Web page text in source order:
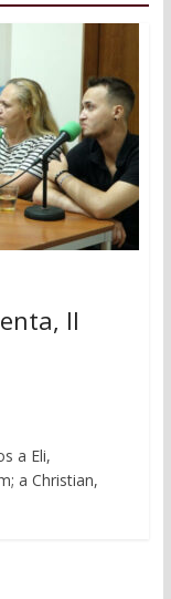
II
a Eli,
a Christian,